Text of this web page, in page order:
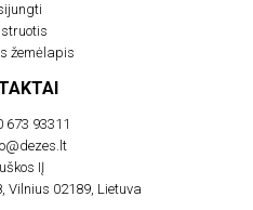
žemėlapis
673 93311
IĮ
Vilnius 02189, Lietuva